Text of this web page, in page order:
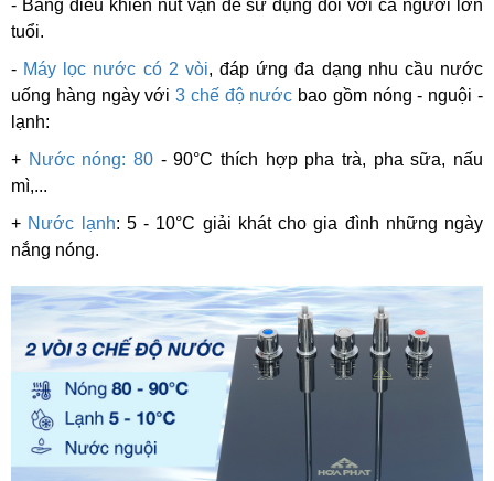
- Bảng điều khiển nút vặn dễ sử dụng đối với cả người lớn
tuổi.
- Máy lọc nước có 2 vòi, đáp ứng đa dạng nhu cầu nước
uống hàng ngày với3 chế độ nước bao gồm nóng - nguội -
lạnh:
+ Nước nóng: 80 - 90°C thích hợp pha trà, pha sữa, nấu
mì,...
+ Nước lạnh: 5 - 10°C giải khát cho gia đình những ngày
nắng nóng.